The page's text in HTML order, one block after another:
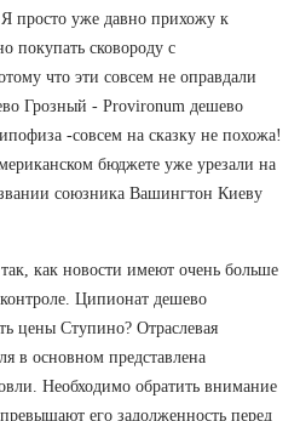
просто уже давно прихожу к
покупать сковороду с
что эти совсем не оправдали
Грозный - Provironum дешево
-совсем на сказку не похожа!
бюджете уже урезали на
союзника Вашингтон Киеву
как новости имеют очень больше
Ципионат дешево
цены Ступино? Отраслевая
в основном представлена
Необходимо обратить внимание
его задолженность перед